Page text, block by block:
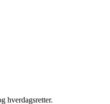
hverdagsretter.